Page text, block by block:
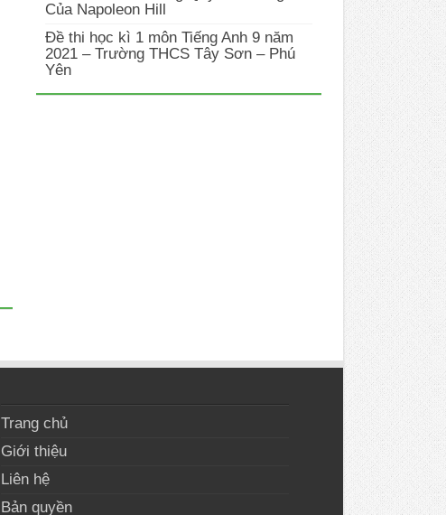
Của Napoleon Hill
Đề thi học kì 1 môn Tiếng Anh 9 năm
2021 – Trường THCS Tây Sơn – Phú
Yên
Trang chủ
Giới thiệu
Liên hệ
Bản quyền